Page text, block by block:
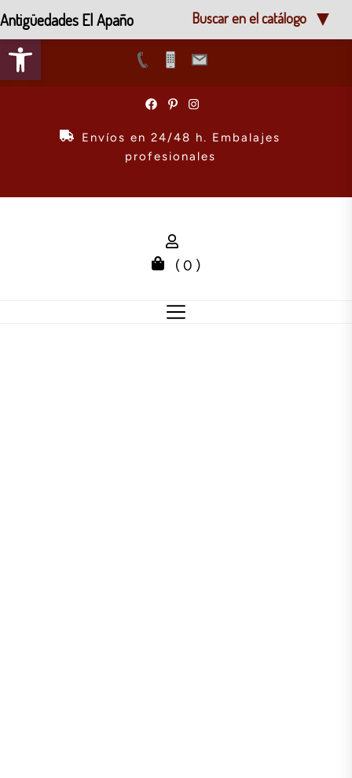
Abrir barra de herramientas
Envíos en 24/48 h. Embalajes
profesionales
( 0 )
Antigüedades El Apaño Buscar en el catálogo